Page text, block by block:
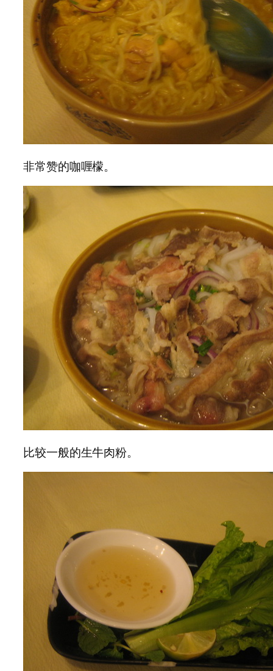
非常赞的咖喱檬。
比较一般的生牛肉粉。